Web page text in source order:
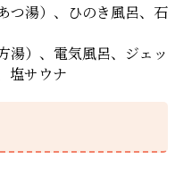
つ湯）、ひのき風呂、石
湯）、電気風呂、ジェッ
塩サウナ